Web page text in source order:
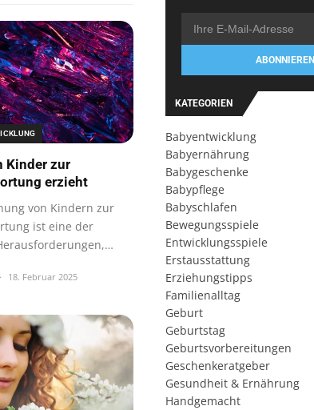
Kinder zur
erzieht
von Kindern zur
ist eine der
18. Februar 2025
ABONNIEREN
KATEGORIEN
Babyentwicklung
Babyernährung
Babygeschenke
Babypflege
Babyschlafen
Bewegungsspiele
Entwicklungsspiele
Erstausstattung
Erziehungstipps
Familienalltag
Geburt
Geburtstag
Geburtsvorbereitungen
Geschenkeratgeber
Gesundheit & Ernährung
Handgemacht